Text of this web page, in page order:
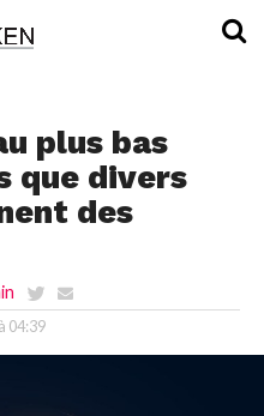
plus bas
que divers
des
04:39